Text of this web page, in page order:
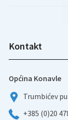
Kontakt
Općina Konavle
Trumbićev
+385 (0)20